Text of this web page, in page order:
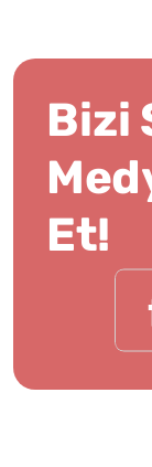
Bizi
Et!